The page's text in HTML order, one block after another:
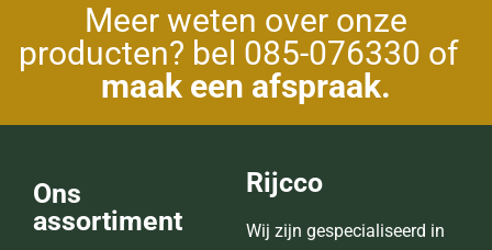
Meer weten over onze
producten? bel 085-076330 of
maak een afspraak.
Ons
assortiment
Rijcco
Wij zijn gespecialiseerd in